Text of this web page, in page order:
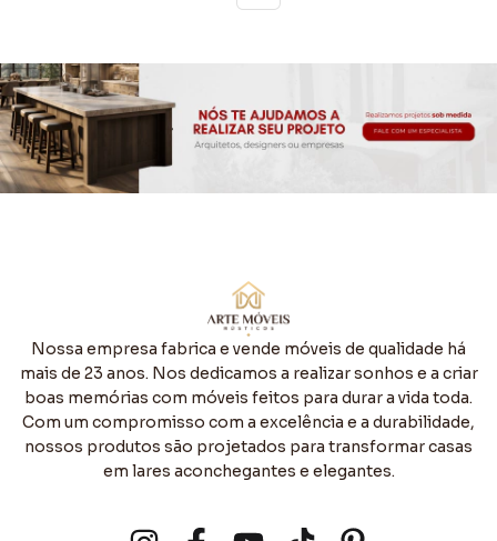
Nossa empresa fabrica e vende móveis de qualidade há
mais de 23 anos. Nos dedicamos a realizar sonhos e a criar
boas memórias com móveis feitos para durar a vida toda.
Com um compromisso com a excelência e a durabilidade,
nossos produtos são projetados para transformar casas
em lares aconchegantes e elegantes.